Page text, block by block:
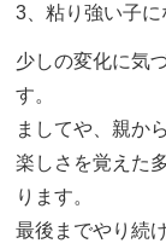
3、粘り強い子に
少しの変化に気
す。
ましてや、親か
楽しさを覚えた
ります。
最後までやり続